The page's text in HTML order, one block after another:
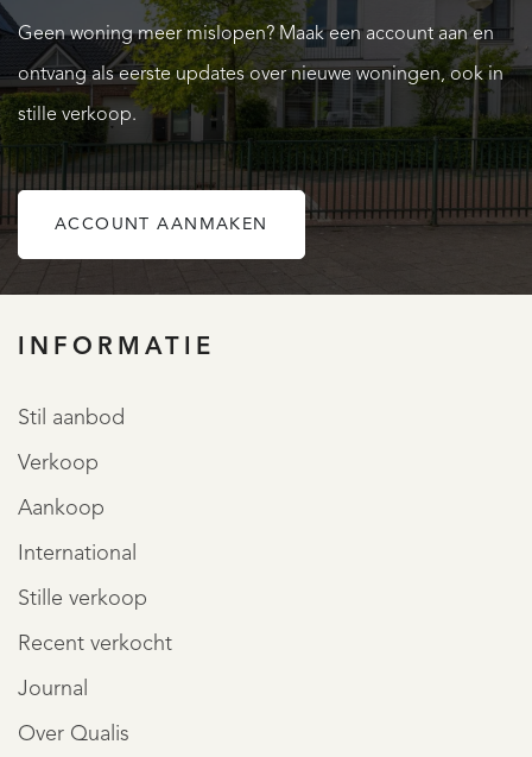
voorzien van een douchecabine en vaste wastafel.
Slaapkamer 5 is gelegen aan de achterzijde van de
woning.
bouwjaar 2024, voorbereid voor warmtepomp).
- Mechanische ventilatie aanwezig.
- Mogelijkheid voor werken aan huis.
- Parkeergelegenheid op eigen terrein.
- Inpandige garage.
Geen woning meer mislopen? Maak een account aan en
ontvang als eerste updates over nieuwe woningen, ook in
stille verkoop.
ACCOUNT AANMAKEN
INFORMATIE
Stil aanbod
Verkoop
Aankoop
International
Stille verkoop
Recent verkocht
Journal
Over Qualis
OVER QUALIS